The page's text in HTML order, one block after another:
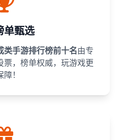
单甄选
类手游排行榜前十名由专
票，榜单权威，玩游戏更
！